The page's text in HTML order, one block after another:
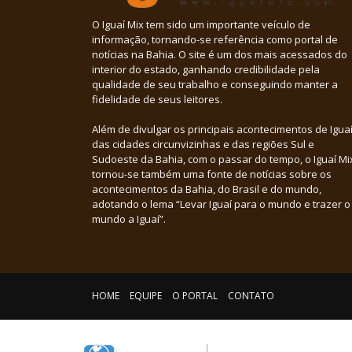
O Iguaí Mix tem sido um importante veículo de
informação, tornando-se referência como portal de
notícias na Bahia. O site é um dos mais acessados do
interior do estado, ganhando credibilidade pela
qualidade de seu trabalho e conseguindo manter a
fidelidade de seus leitores.
Além de divulgar os principais acontecimentos de Iguaí,
das cidades circunvizinhas e das regiões Sul e
Sudoeste da Bahia, com o passar do tempo, o Iguaí
tornou-se também uma fonte de notícias sobre os
acontecimentos da Bahia, do Brasil e do mundo,
adotando o lema “Levar Iguaí para o mundo e trazer o
mundo a Iguaí”.
HOME EQUIPE O PORTAL CONTATO